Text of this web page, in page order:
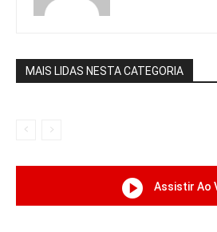
MAIS LIDAS NESTA CATEGORIA
Assistir Ao